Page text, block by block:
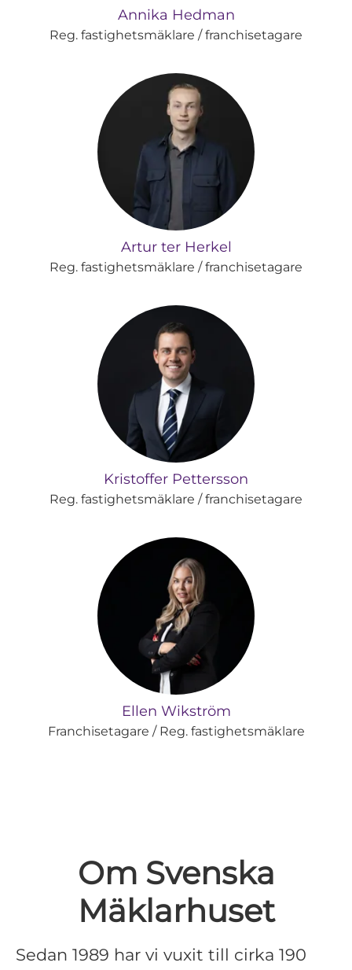
Annika Hedman
Reg. fastighetsmäklare / franchisetagare
Artur ter Herkel
Reg. fastighetsmäklare / franchisetagare
Kristoffer Pettersson
Reg. fastighetsmäklare / franchisetagare
Ellen Wikström
Franchisetagare / Reg. fastighetsmäklare
Om Svenska
Mäklarhuset
Sedan 1989 har vi vuxit till cirka 190